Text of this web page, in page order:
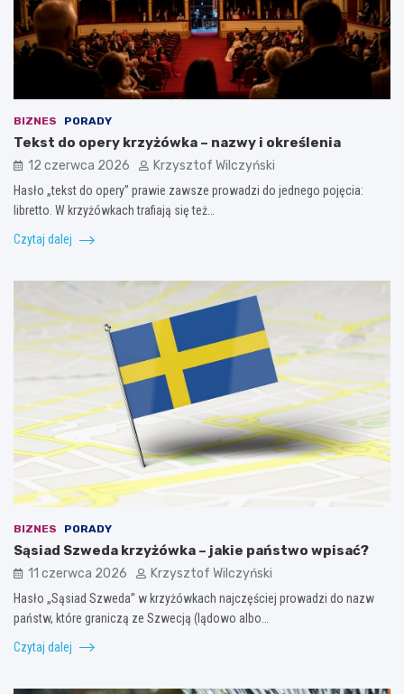
BIZNES PORADY
Tekst do opery krzyżówka – nazwy i określenia
12 czerwca 2026 Krzysztof Wilczyński
Hasło „tekst do opery” prawie zawsze prowadzi do jednego pojęcia:
libretto. W krzyżówkach trafiają się też…
Czytaj dalej
BIZNES PORADY
Sąsiad Szweda krzyżówka – jakie państwo wpisać?
11 czerwca 2026 Krzysztof Wilczyński
Hasło „Sąsiad Szweda” w krzyżówkach najczęściej prowadzi do nazw
państw, które graniczą ze Szwecją (lądowo albo…
Czytaj dalej